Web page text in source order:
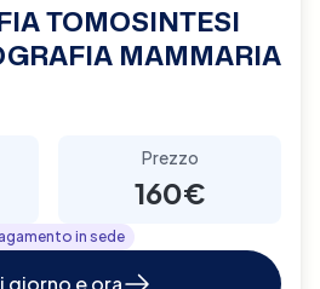
TOMOSINTESI
MAMMARIA
Prezzo
160€
in sede
giorno e ora